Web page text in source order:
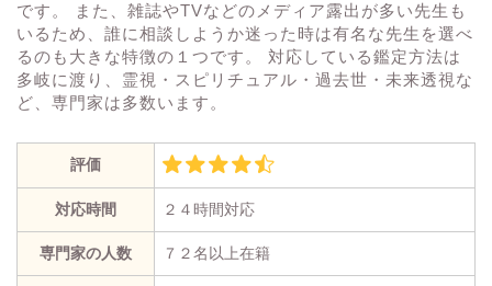
です。 また、雑誌やTVなどのメディア露出が多い先生も
いるため、誰に相談しようか迷った時は有名な先生を選べ
るのも大きな特徴の１つです。 対応している鑑定方法は
多岐に渡り、霊視・スピリチュアル・過去世・未来透視な
ど、専門家は多数います。
評価
対応時間 ２４時間対応
専門家の人数 ７２名以上在籍